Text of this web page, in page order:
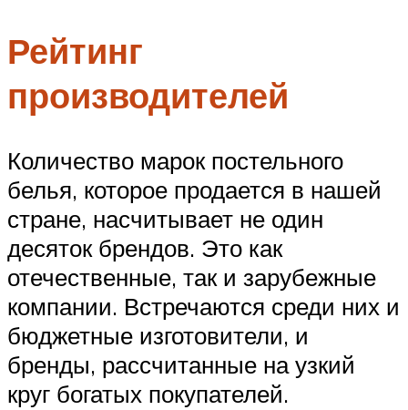
Рейтинг
производителей
Количество марок постельного
белья, которое продается в нашей
стране, насчитывает не один
десяток брендов. Это как
отечественные, так и зарубежные
компании. Встречаются среди них и
бюджетные изготовители, и
бренды, рассчитанные на узкий
круг богатых покупателей.